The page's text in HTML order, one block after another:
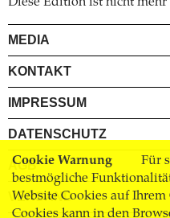
Cookie Warnung
Für
bestmögliche
Website Cookies auf Ihrem
Cookies kann in den
Diese Edition ist nicht mehr
MEDIA
KONTAKT
IMPRESSUM
DATENSCHUTZ
AGB
VERSAND